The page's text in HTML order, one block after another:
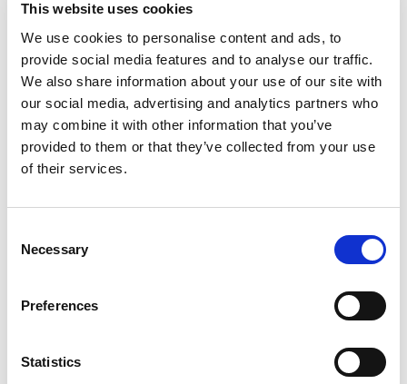
This website uses cookies
We use cookies to personalise content and ads, to
provide social media features and to analyse our traffic.
We also share information about your use of our site with
our social media, advertising and analytics partners who
may combine it with other information that you’ve
provided to them or that they’ve collected from your use
of their services.
Selection
Necessary
Preferences
Statistics
Salame Milano Classico
Salame Cremona I.G.P. da
taglio
Salame Campagnolo